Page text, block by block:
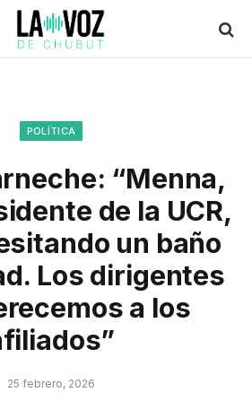
POLÍTICA
“Menna,
de la UCR,
un baño
Los dirigentes
a los
25 febrero, 2026